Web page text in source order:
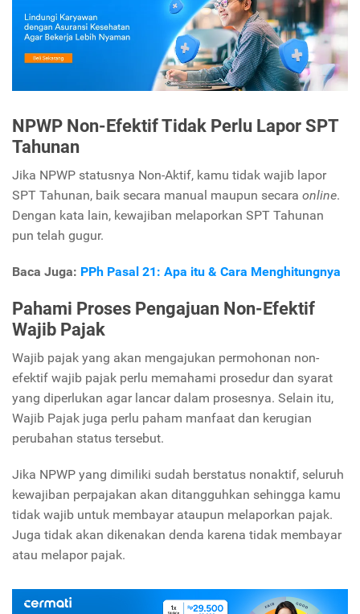
NPWP Non-Efektif Tidak Perlu Lapor SPT
Tahunan
Jika NPWP statusnya Non-Aktif, kamu tidak wajib lapor
SPT Tahunan, baik secara manual maupun secara online.
Dengan kata lain, kewajiban melaporkan SPT Tahunan
pun telah gugur.
Baca Juga: PPh Pasal 21: Apa itu & Cara Menghitungnya
Pahami Proses Pengajuan Non-Efektif
Wajib Pajak
Wajib pajak yang akan mengajukan permohonan non-
efektif wajib pajak perlu memahami prosedur dan syarat
yang diperlukan agar lancar dalam prosesnya. Selain itu,
Wajib Pajak juga perlu paham manfaat dan kerugian
perubahan status tersebut.
Jika NPWP yang dimiliki sudah berstatus nonaktif, seluruh
kewajiban perpajakan akan ditangguhkan sehingga kamu
tidak wajib untuk membayar ataupun melaporkan pajak.
Juga tidak akan dikenakan denda karena tidak membayar
atau melapor pajak.